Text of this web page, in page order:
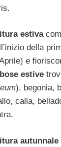
estiva
della
e
estive
), begonia,
calla,
autunnale